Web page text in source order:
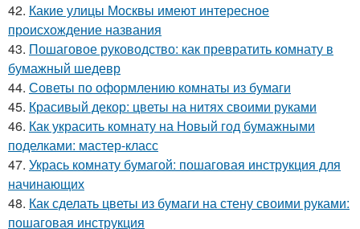
42. Какие улицы Москвы имеют интересное
происхождение названия
43. Пошаговое руководство: как превратить комнату в
бумажный шедевр
44. Советы по оформлению комнаты из бумаги
45. Красивый декор: цветы на нитях своими руками
46. Как украсить комнату на Новый год бумажными
поделками: мастер-класс
47. Укрась комнату бумагой: пошаговая инструкция для
начинающих
48. Как сделать цветы из бумаги на стену своими руками:
пошаговая инструкция